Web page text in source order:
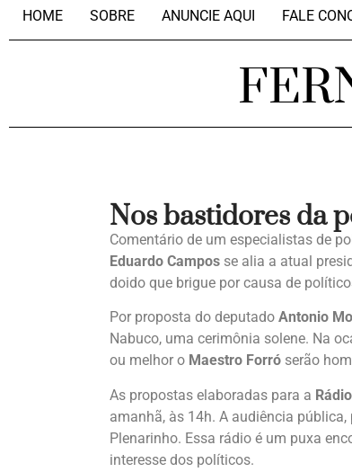
HOME SOBRE ANUNCIE AQUI FALE
Nos bastidores da
Comentário de um especialistas de
Eduardo Campos se alia a atual
doido que brigue por causa de
Por proposta do deputado Antonio
Nabuco, uma cerimônia solene. Na
ou melhor o Maestro Forró serão
As propostas elaboradas para a
amanhã, às 14h. A audiência
Plenarinho. Essa rádio é um puxa
interesse dos políticos.